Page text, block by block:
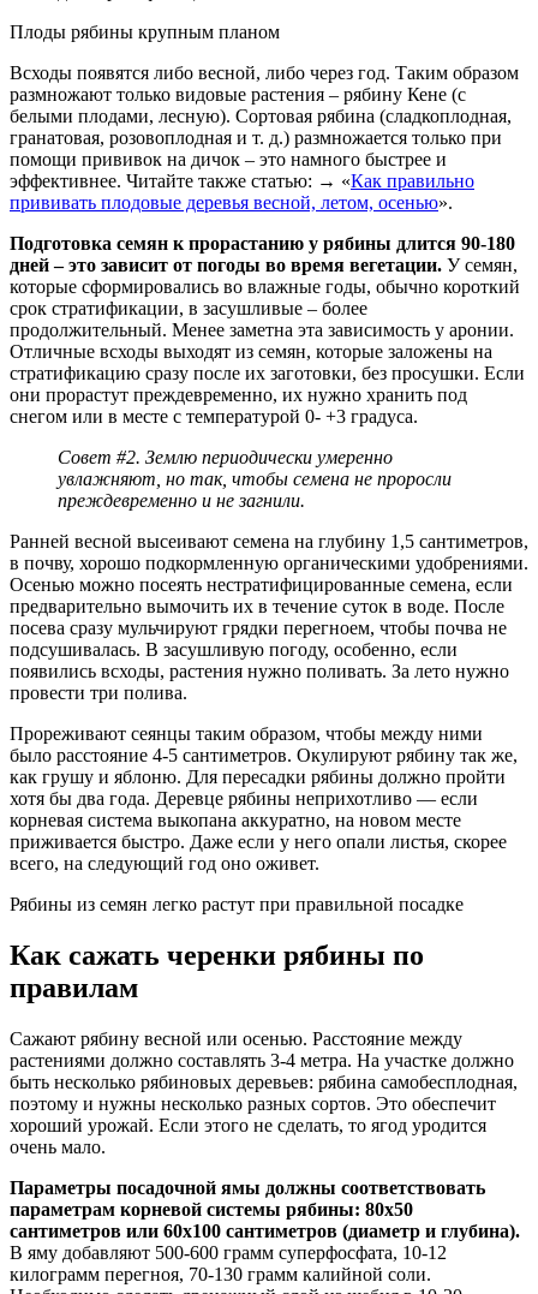
Плоды рябины крупным планом
Всходы появятся либо весной, либо через год. Таким образом
размножают только видовые растения – рябину Кене (с
белыми плодами, лесную). Сортовая рябина (сладкоплодная,
гранатовая, розовоплодная и т. д.) размножается только при
помощи прививок на дичок – это намного быстрее и
эффективнее. Читайте также статью: → «Как правильно
прививать плодовые деревья весной, летом, осенью».
Подготовка семян к прорастанию у рябины длится 90-180
дней – это зависит от погоды во время вегетации. У семян,
которые сформировались во влажные годы, обычно короткий
срок стратификации, в засушливые – более
продолжительный. Менее заметна эта зависимость у аронии.
Отличные всходы выходят из семян, которые заложены на
стратификацию сразу после их заготовки, без просушки. Если
они прорастут преждевременно, их нужно хранить под
снегом или в месте с температурой 0- +3 градуса.
Совет #2. Землю периодически умеренно
увлажняют, но так, чтобы семена не проросли
преждевременно и не загнили.
Ранней весной высеивают семена на глубину 1,5 сантиметров,
в почву, хорошо подкормленную органическими удобрениями.
Осенью можно посеять нестратифицированные семена, если
предварительно вымочить их в течение суток в воде. После
посева сразу мульчируют грядки перегноем, чтобы почва не
подсушивалась. В засушливую погоду, особенно, если
появились всходы, растения нужно поливать. За лето нужно
провести три полива.
Прореживают сеянцы таким образом, чтобы между ними
было расстояние 4-5 сантиметров. Окулируют рябину так же,
как грушу и яблоню. Для пересадки рябины должно пройти
хотя бы два года. Деревце рябины неприхотливо — если
корневая система выкопана аккуратно, на новом месте
приживается быстро. Даже если у него опали листья, скорее
всего, на следующий год оно оживет.
Рябины из семян легко растут при правильной посадке
Как сажать черенки рябины по
правилам
Сажают рябину весной или осенью. Расстояние между
растениями должно составлять 3-4 метра. На участке должно
быть несколько рябиновых деревьев: рябина самобесплодная,
поэтому и нужны несколько разных сортов. Это обеспечит
хороший урожай. Если этого не сделать, то ягод уродится
очень мало.
Параметры посадочной ямы должны соответствовать
параметрам корневой системы рябины: 80х50
сантиметров или 60х100 сантиметров (диаметр и глубина).
В яму добавляют 500-600 грамм суперфосфата, 10-12
килограмм перегноя, 70-130 грамм калийной соли.